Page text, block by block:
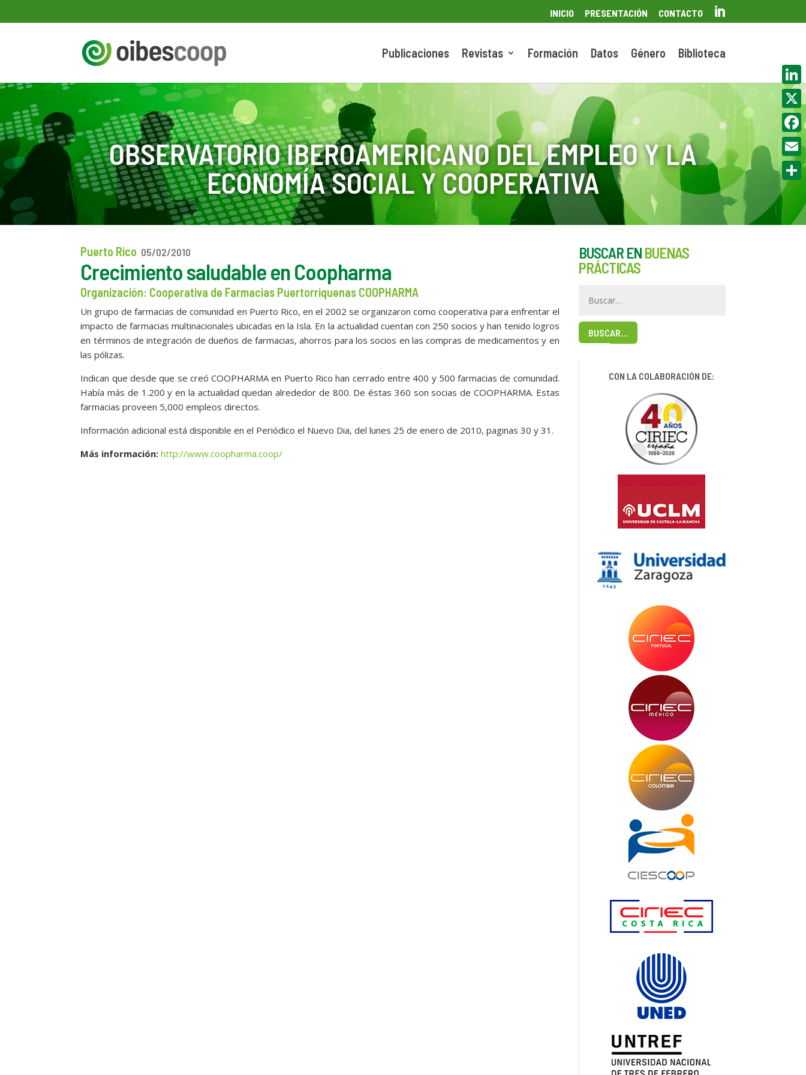
INICIO PRESENTACIÓN CONTACTO 
Publicaciones Revistas Formación Datos Género Biblioteca
OBSERVATORIO IBEROAMERICANO DEL EMPLEO Y LA
ECONOMÍA SOCIAL Y COOPERATIVA
Puerto Rico 05/02/2010
Crecimiento saludable en Coopharma
Organización: Cooperativa de Farmacias Puertorriquenas COOPHARMA
Un grupo de farmacias de comunidad en Puerto Rico, en el 2002 se organizaron como cooperativa para enfrentar el
impacto de farmacias multinacionales ubicadas en la Isla. En la actualidad cuentan con 250 socios y han tenido logros
en términos de integración de dueños de farmacias, ahorros para los socios en las compras de medicamentos y en
las pólizas.
Indican que desde que se creó COOPHARMA en Puerto Rico han cerrado entre 400 y 500 farmacias de comunidad.
Había más de 1.200 y en la actualidad quedan alrededor de 800. De éstas 360 son socias de COOPHARMA. Estas
farmacias proveen 5,000 empleos directos.
Información adicional está disponible en el Periódico el Nuevo Dia, del lunes 25 de enero de 2010, paginas 30 y 31.
Más información:http://www.coopharma.coop/
BUSCAR EN BUENAS
PRÁCTICAS
BUSCAR…
CON LA COLABORACIÓN DE:
X
Email